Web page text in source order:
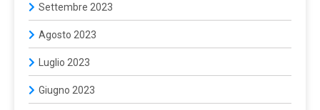
Settembre 2023
Agosto 2023
Luglio 2023
Giugno 2023